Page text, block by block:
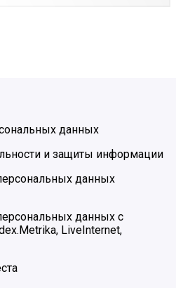
данных
и защиты информации
данных
данных с
LiveInternet,